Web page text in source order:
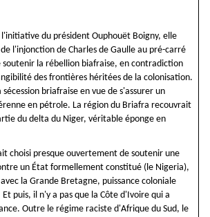
l'initiative du président Ouphouët Boigny, elle
l'injonction de Charles de Gaulle au pré-carré
soutenir la rébellion biafraise, en contradiction
des frontières héritées de la colonisation.
briafraise en vue de s'assurer un
en pétrole. La région du Briafra recouvrait
du delta du Niger, véritable éponge en
choisi presque ouvertement de soutenir une
un État formellement constitué (le Nigeria),
la Grande Bretagne, puissance coloniale
puis, il n'y a pas que la Côte d'Ivoire qui a
Outre le régime raciste d'Afrique du Sud, le